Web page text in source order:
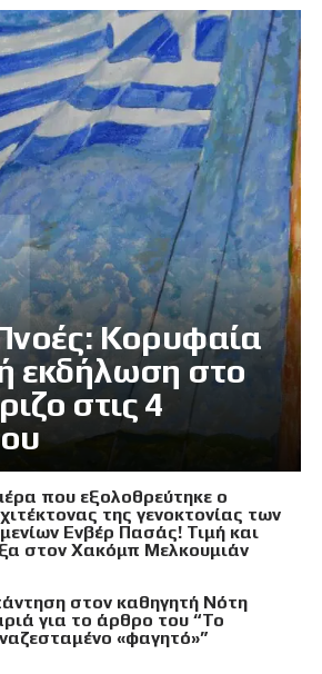
Κορυφαία
εκδήλωση στο
στις 4
που εξολοθρεύτηκε ο
της γενοκτονίας των
Ενβέρ Πασάς! Τιμή και
στον Χακόμπ Μελκουμιάν
στον καθηγητή Νότη
για το άρθρο του “Το
«φαγητό»”